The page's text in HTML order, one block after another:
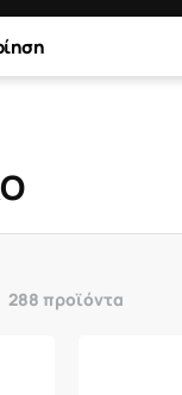
288 προϊόντα